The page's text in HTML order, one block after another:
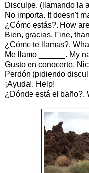
Disculpe. (llamando la
No importa. It doesn't
¿Cómo estás?. How
Bien, gracias. Fine,
¿Cómo te llamas?.
Me llamo ______. My
Gusto en conocerte.
Perdón (pidiendo
¡Ayuda!. Help!
¿Dónde está el baño?.